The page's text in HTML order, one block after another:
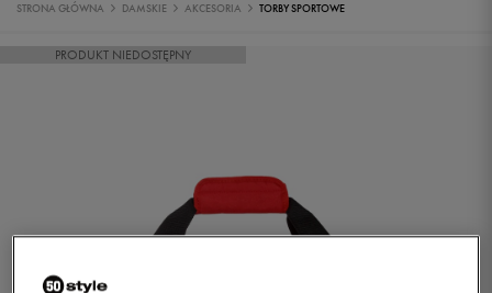
STRONA GŁÓWNA DAMSKIE AKCESORIA TORBY SPORTOWE
PRODUKT NIEDOSTĘPNY